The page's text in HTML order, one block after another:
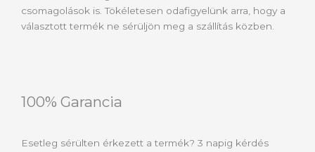
csomagolások is. Tökéletesen odafigyelünk arra, hogy a
választott termék ne sérüljön meg a szállítás közben.
100% Garancia
Esetleg sérülten érkezett a termék? 3 napig kérdés